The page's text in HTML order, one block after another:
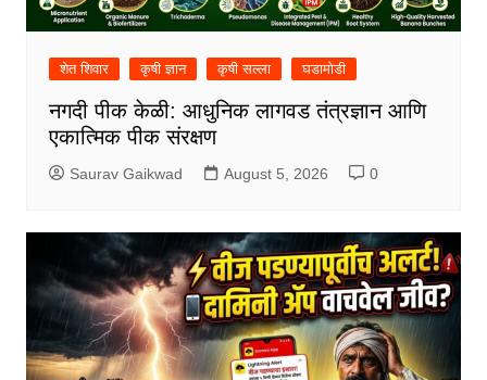
शेत शिवार कृषी ज्ञान कृषी सल्ला घडामोडी
नगदी पीक केळी: आधुनिक लागवड तंत्रज्ञान आणि
एकात्मिक पीक संरक्षण
Saurav Gaikwad August 5, 2026 0